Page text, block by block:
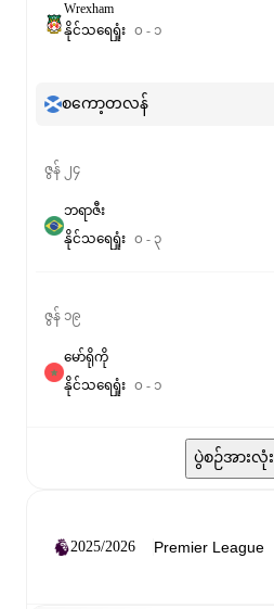
Wrexham
နိုင်သရေရှုံး ၀ - ၁
စကော့တလန်
ဇွန် ၂၄
ဘရာဇီး
နိုင်သရေရှုံး ၀ - ၃
ဇွန် ၁၉
မော်ရိုကို
နိုင်သရေရှုံး ၀ - ၁
ပွဲစဉ်အားလုံး
2025/2026